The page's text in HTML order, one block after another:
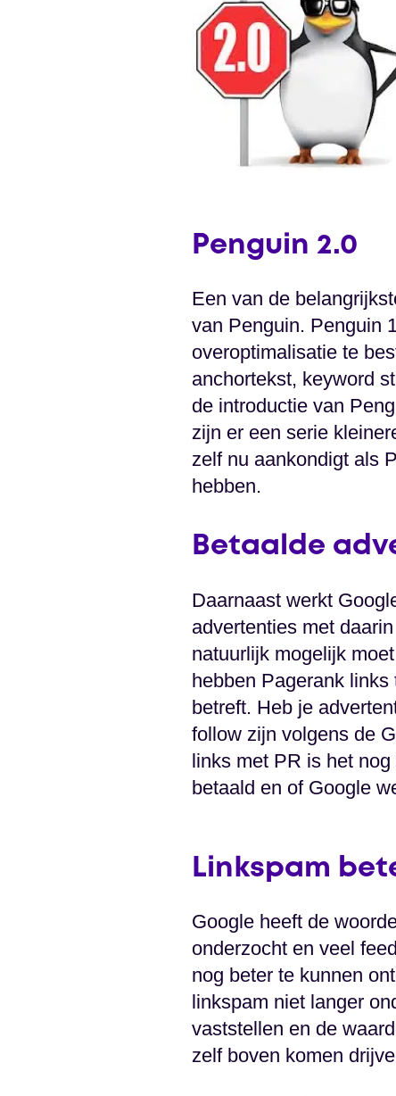
Penguin 2.0
Een van de
van Penguin. Penguin
overoptimalisatie te
anchortekst, keyword
de introductie van
zijn er een serie
zelf nu aankondigt als
hebben.
Betaalde
Daarnaast werkt
advertenties met
natuurlijk mogelijk
hebben Pagerank
betreft. Heb je
follow zijn volgens de
links met PR is het
betaald en of Google
Linkspam
Google heeft de
onderzocht en veel
nog beter te kunnen
linkspam niet langer
vaststellen en de
zelf boven komen